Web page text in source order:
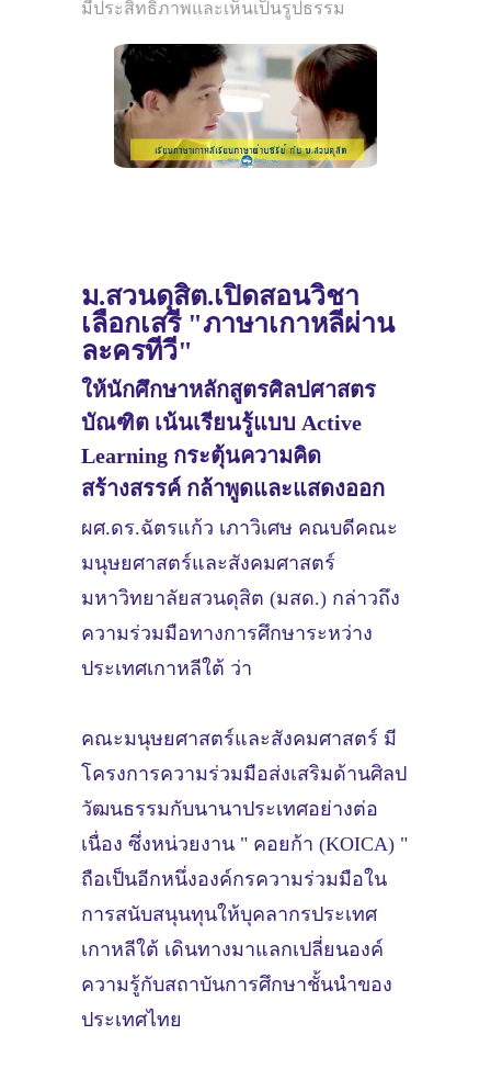
มีประสิทธิภาพและเห็นเป็นรูปธรรม
ม.สวนดุสิต.เปิดสอนวิชา
เลือกเสรี "ภาษาเกาหลีผ่าน
ละครทีวี"
ให้นักศึกษาหลักสูตรศิลปศาสตร
บัณฑิต เน้นเรียนรู้แบบ Active
Learning กระตุ้นความคิด
สร้างสรรค์ กล้าพูดและแสดงออก
ผศ.ดร.ฉัตรแก้ว เภาวิเศษ คณบดีคณะ
มนุษยศาสตร์และสังคมศาสตร์
มหาวิทยาลัยสวนดุสิต (มสด.) กล่าวถึง
ความร่วมมือทางการศึกษาระหว่าง
ประเทศเกาหลีใต้ ว่า
คณะมนุษยศาสตร์และสังคมศาสตร์ มี
โครงการความร่วมมือส่งเสริมด้านศิลป
วัฒนธรรมกับนานาประเทศอย่างต่อ
เนื่อง ซึ่งหน่วยงาน " คอยก้า (KOICA) "
ถือเป็นอีกหนึ่งองค์กรความร่วมมือใน
การสนับสนุนทุนให้บุคลากรประเทศ
เกาหลีใต้ เดินทางมาแลกเปลี่ยนองค์
ความรู้กับสถาบันการศึกษาชั้นนำของ
ประเทศไทย